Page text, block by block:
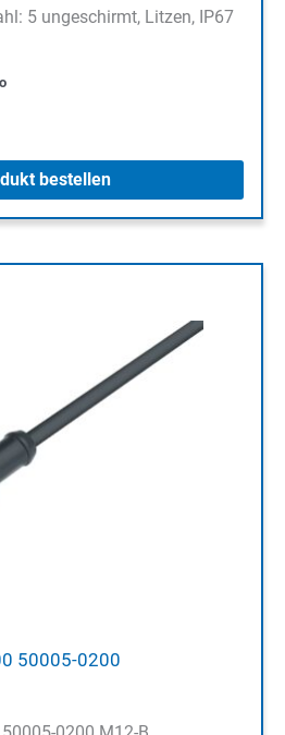
5 ungeschirmt, Litzen, IP67
bestellen
50005-0200